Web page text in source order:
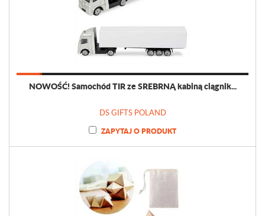
NOWOŚĆ! Samochód TIR ze SREBRNĄ kabiną ciągnik...
DS GIFTS POLAND
ZAPYTAJ O PRODUKT